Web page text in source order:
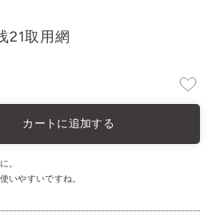
21取用網
カートに追加する
。
いやすいですね。